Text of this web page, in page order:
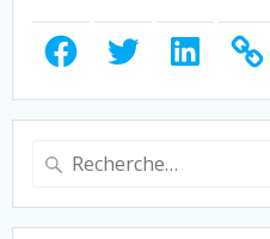
FacebookTwitter LinkedIn
Recherche
: